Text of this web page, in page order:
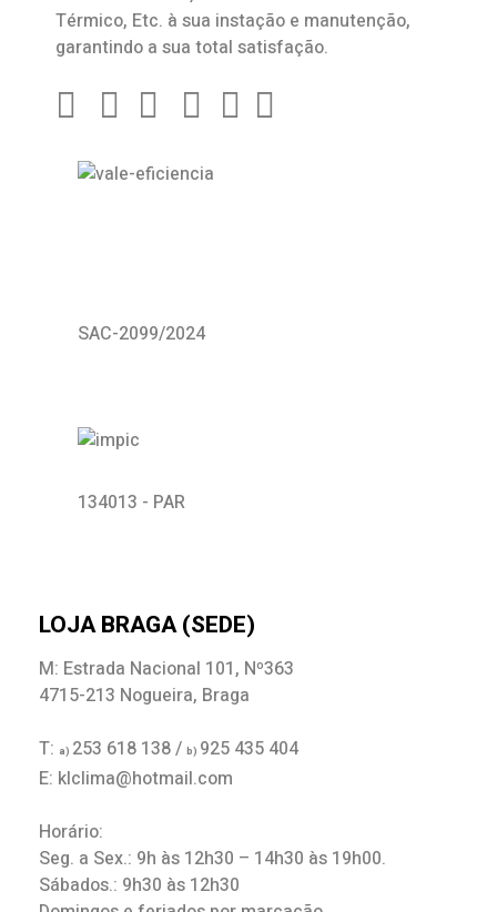
Térmico, Etc. à sua instação e manutenção,
garantindo a sua total satisfação.
SAC-2099/2024
134013 - PAR
LOJA BRAGA (SEDE)
M: Estrada Nacional 101, Nº363
4715-213 Nogueira, Braga
T: a) 253 618 138 / b) 925 435 404
E: klclima@hotmail.com
Horário:
Seg. a Sex.: 9h às 12h30 – 14h30 às 19h00.
Sábados.: 9h30 às 12h30